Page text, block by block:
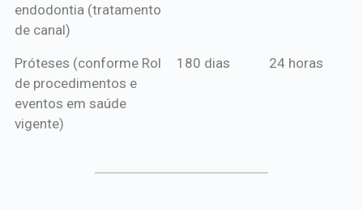
endodontia (tratamento
de canal)
Próteses (conforme Rol
de procedimentos e
eventos em saúde
vigente)
180 dias 24 horas